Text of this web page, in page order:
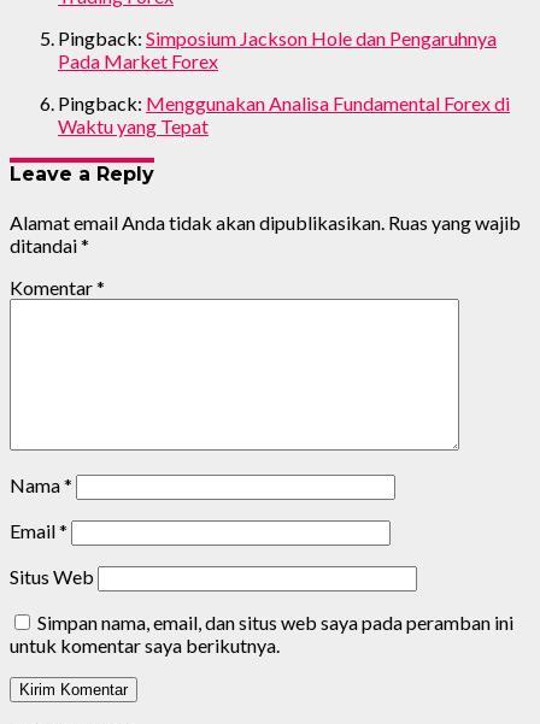
Pingback: Simposium Jackson Hole dan Pengaruhnya
Pada Market Forex
Pingback: Menggunakan Analisa Fundamental Forex di
Waktu yang Tepat
Leave a Reply
Alamat email Anda tidak akan dipublikasikan. Ruas yang wajib
ditandai*
Komentar*
Nama*
Email*
Situs Web
Simpan nama, email, dan situs web saya pada peramban ini
untuk komentar saya berikutnya.